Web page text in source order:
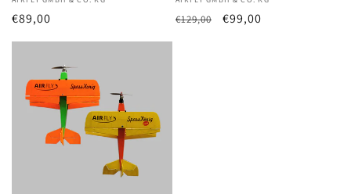
Normaler
€89,00
Normaler
€129,00 Verkaufspreis
€99,00